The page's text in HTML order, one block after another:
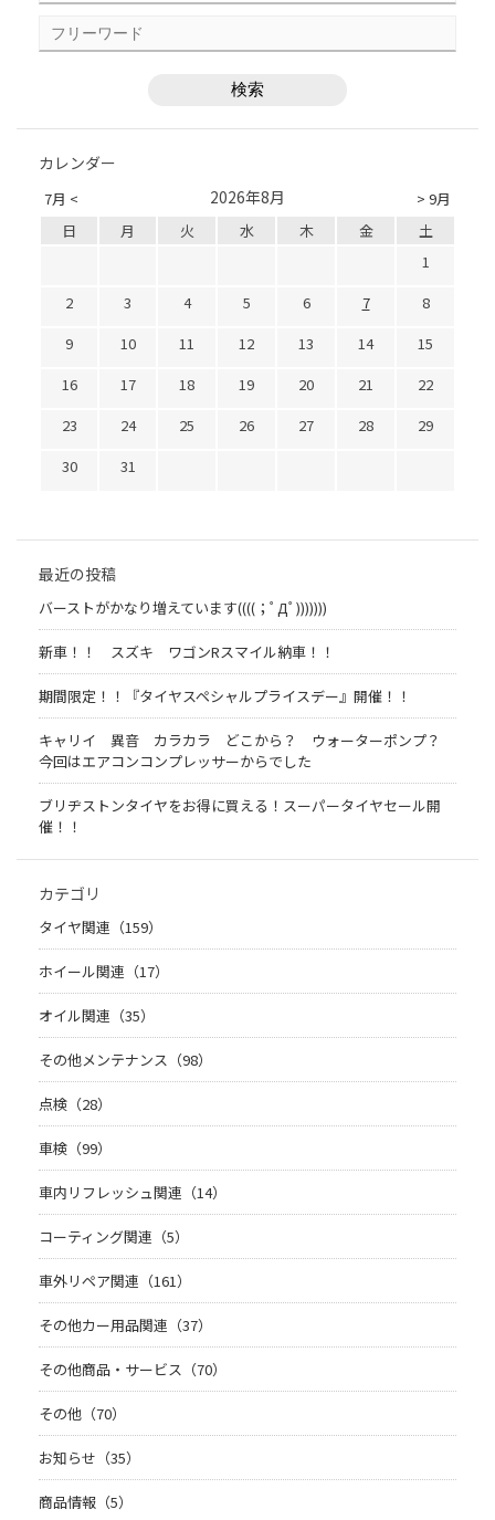
カレンダー
7月 < > 9月
2026年8月
日 月 火 水 木 金
土
1
2
3 4 5 6 7
8
9
10 11 12 13 14
15
16
17 18 19 20 21
22
23
24 25 26 27 28
29
30
31
最近の投稿
バーストがかなり増えています((((；ﾟДﾟ)))))))
新車！！ スズキ ワゴンRスマイル納車！！
期間限定！！『タイヤスペシャルプライスデー』開催！！
キャリイ 異音 カラカラ どこから？ ウォーターポンプ？
今回はエアコンコンプレッサーからでした
ブリヂストンタイヤをお得に買える！スーパータイヤセール開
催！！
カテゴリ
タイヤ関連（159）
ホイール関連（17）
オイル関連（35）
その他メンテナンス（98）
点検（28）
車検（99）
車内リフレッシュ関連（14）
コーティング関連（5）
車外リペア関連（161）
その他カー用品関連（37）
その他商品・サービス（70）
その他（70）
お知らせ（35）
商品情報（5）